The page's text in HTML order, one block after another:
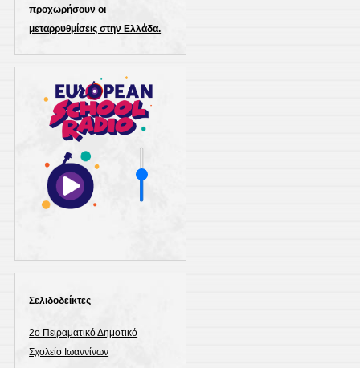
προχωρήσουν οι
μεταρρυθμίσεις στην Ελλάδα.
Σελιδοδείκτες
2ο Πειραματικό Δημοτικό
Σχολείο Ιωαννίνων